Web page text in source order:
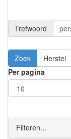
Trefwoord
Per pagina
Filteren...